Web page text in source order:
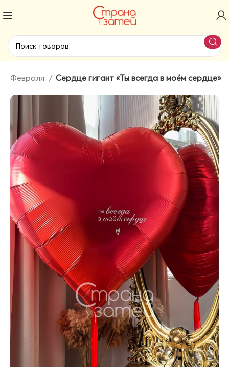
14 Февраля Сердце гигант «Ты всегда в моём сердце»